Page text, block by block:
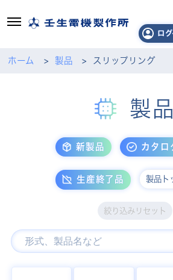
ロ
ホーム 製品 スリップリング
製品
新製品 カタロ
生産終了品 製品ト
絞り込みリセット